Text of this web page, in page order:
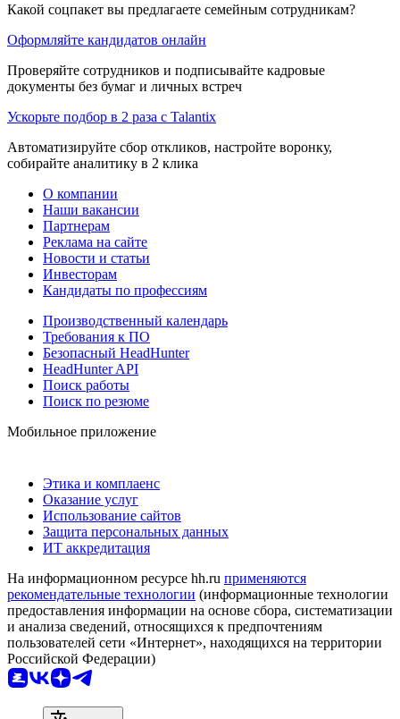
Какой соцпакет вы предлагаете семейным сотрудникам?
Оформляйте кандидатов онлайн
Проверяйте сотрудников и подписывайте кадровые
документы без бумаг и личных встреч
Ускорьте подбор в 2 раза с Talantix
Автоматизируйте сбор откликов, настройте воронку,
собирайте аналитику в 2 клика
О компании
Наши вакансии
Партнерам
Реклама на сайте
Новости и статьи
Инвесторам
Кандидаты по профессиям
Производственный календарь
Требования к ПО
Безопасный HeadHunter
HeadHunter API
Поиск работы
Поиск по резюме
Мобильное приложение
Этика и комплаенс
Оказание услуг
Использование сайтов
Защита персональных данных
ИТ аккредитация
На информационном ресурсе hh.ru применяются
рекомендательные технологии (информационные технологии
предоставления информации на основе сбора, систематизации
и анализа сведений, относящихся к предпочтениям
пользователей сети «Интернет», находящихся на территории
Российской Федерации)